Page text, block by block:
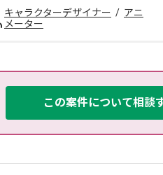
キャラクターデザイナー / アニ
メーター
この案件について相談